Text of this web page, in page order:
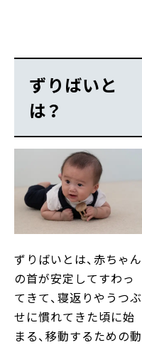
ずりばいと
は？
ずりばいとは、赤ちゃん
の首が安定してすわっ
てきて、寝返りやうつぶ
せに慣れてきた頃に始
まる、移動するための動